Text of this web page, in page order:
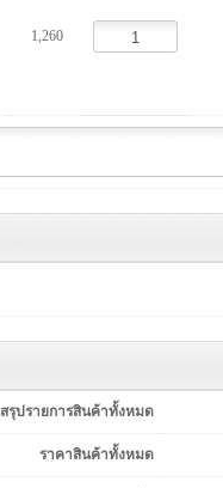
1,260
สรุปรายการสินค้าทั้งหมด
ราคาสินค้าทั้งหมด